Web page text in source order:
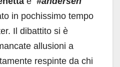
in pochissimo tempo
Il dibattito si è
allusioni a
respinte da chi